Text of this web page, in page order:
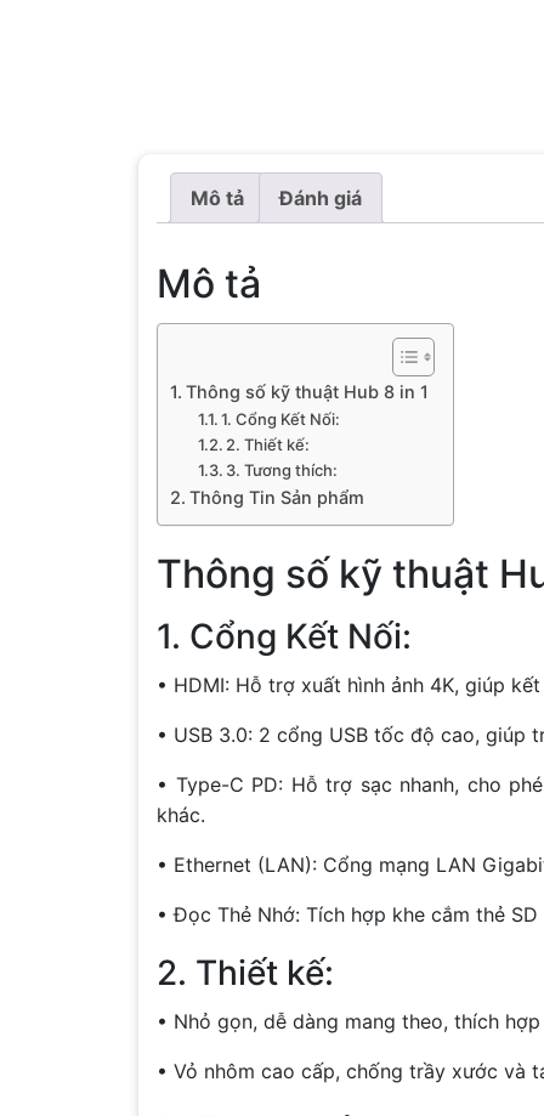
Mô tả Đánh giá
Mô tả
Thông số kỹ thuật Hub 8 in 1
1. Cổng Kết Nối:
2. Thiết kế:
3. Tương thích:
Thông Tin Sản phẩm
Thông số kỹ thuật
1. Cổng Kết Nối:
• HDMI: Hỗ trợ xuất hình ảnh 4K, giúp
• USB 3.0: 2 cổng USB tốc độ cao, giúp
• Type-C PD: Hỗ trợ sạc nhanh, cho
khác.
• Ethernet (LAN): Cổng mạng LAN
• Đọc Thẻ Nhớ: Tích hợp khe cắm thẻ
2. Thiết kế:
• Nhỏ gọn, dễ dàng mang theo, thích
• Vỏ nhôm cao cấp, chống trầy xước và